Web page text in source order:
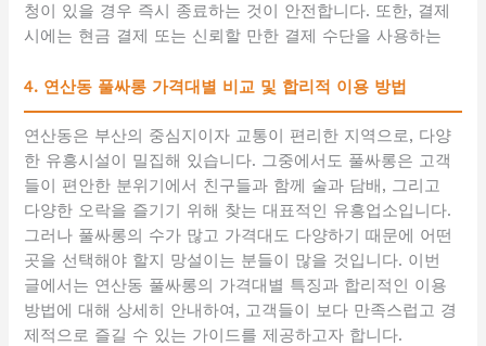
청이 있을 경우 즉시 종료하는 것이 안전합니다. 또한, 결제
시에는 현금 결제 또는 신뢰할 만한 결제 수단을 사용하는
4. 연산동 풀싸롱 가격대별 비교 및 합리적 이용 방법
연산동은 부산의 중심지이자 교통이 편리한 지역으로, 다양
한 유흥시설이 밀집해 있습니다. 그중에서도 풀싸롱은 고객
들이 편안한 분위기에서 친구들과 함께 술과 담배, 그리고
다양한 오락을 즐기기 위해 찾는 대표적인 유흥업소입니다.
그러나 풀싸롱의 수가 많고 가격대도 다양하기 때문에 어떤
곳을 선택해야 할지 망설이는 분들이 많을 것입니다. 이번
글에서는 연산동 풀싸롱의 가격대별 특징과 합리적인 이용
방법에 대해 상세히 안내하여, 고객들이 보다 만족스럽고 경
제적으로 즐길 수 있는 가이드를 제공하고자 합니다.